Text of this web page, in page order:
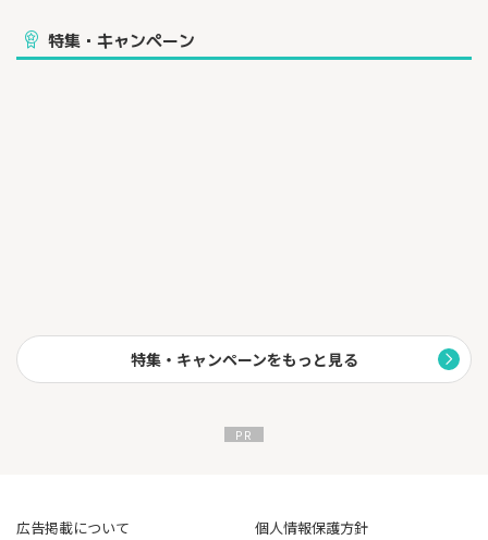
特集・キャンペーン
特集・キャンペーンをもっと見る
広告掲載について
個人情報保護方針